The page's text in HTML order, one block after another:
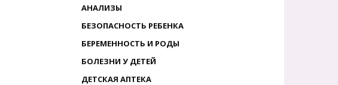
АНАЛИЗЫ
БЕЗОПАСНОСТЬ РЕБЕНКА
БЕРЕМЕННОСТЬ И РОДЫ
БОЛЕЗНИ У ДЕТЕЙ
ДЕТСКАЯ АПТЕКА